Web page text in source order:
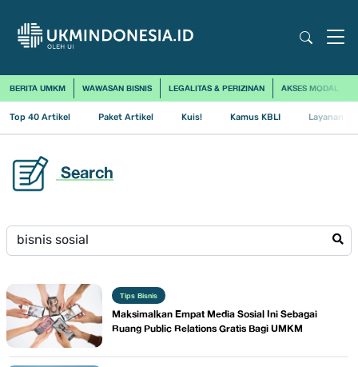
BERITA UMKM WAWASAN BISNIS LEGALITAS & PERIZINAN AKSES MODAL
Top 40 Artikel Paket Artikel Kuis! Kamus KBLI Layanan
Search
Tips Bisnis
Maksimalkan Empat Media Sosial Ini Sebagai
Ruang Public Relations Gratis Bagi UMKM